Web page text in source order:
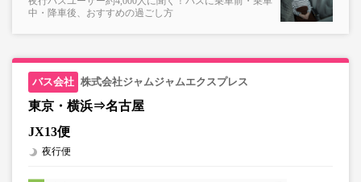
中・降車後、おすすめの過ごし方
株式会社ジャムジャムエクスプレス
東京・横浜⇒名古屋
JX13便
夜行便